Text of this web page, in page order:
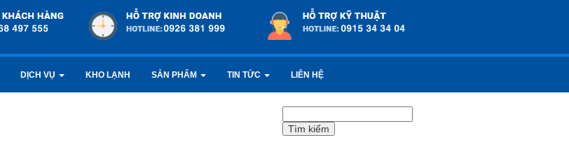
DỊCH VỤ KHO LẠNH SẢN PHẨM TIN TỨC LIÊN HỆ
kiếm
cho: